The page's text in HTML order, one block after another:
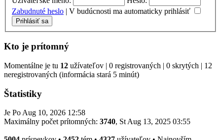
Zabudnuté heslo | V budúcnosti ma automaticky prihlásiť
Kto je prítomný
Momentálne je tu 12 užívateľov | 0 registrovaných | 0 skrytých | 12
neregistrovaných (informácia stará 5 minút)
Štatistiky
Je Po Aug 10, 2026 12:58
Maximálny počet prítomných: 3740, St Aug 13, 2025 03:55